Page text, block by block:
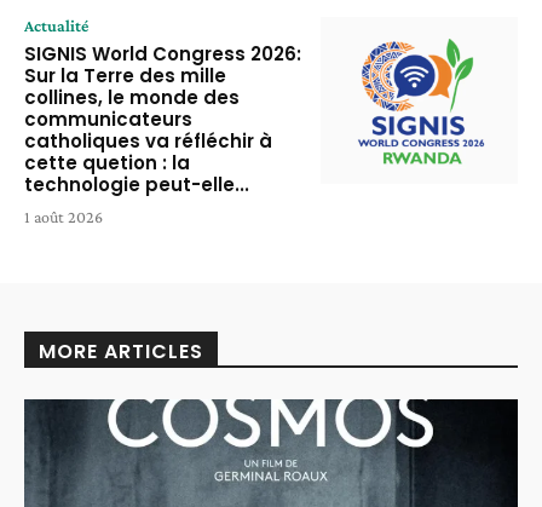
Actualité
SIGNIS World Congress 2026:
Sur la Terre des mille
collines, le monde des
communicateurs
catholiques va réfléchir à
cette quetion : la
technologie peut-elle...
1 août 2026
MORE ARTICLES